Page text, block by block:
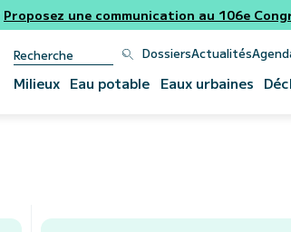
Proposez une communication au 106e
DossiersActualités
Milieux Eau potable Eaux urbaines